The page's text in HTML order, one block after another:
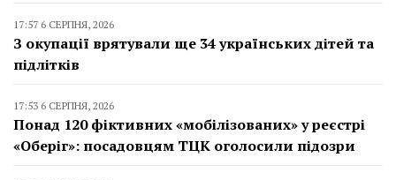
17:57 6 СЕРПНЯ, 2026
З окупації врятували ще 34 українських дітей та
підлітків
17:53 6 СЕРПНЯ, 2026
Понад 120 фіктивних «мобілізованих» у реєстрі
«Оберіг»: посадовцям ТЦК оголосили підозри